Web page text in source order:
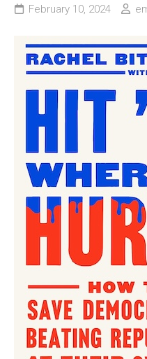
February 10, 2024